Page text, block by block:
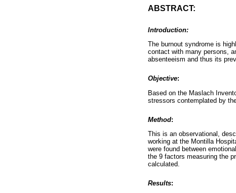
ABSTRACT:
Introduction:
The burnout syndrome is
contact with many persons,
absenteeism and thus its
Objective:
Based on the Maslach
stressors contemplated by
Method:
This is an observational,
working at the Montilla
were found between
the 9 factors measuring the
calculated.
Results: